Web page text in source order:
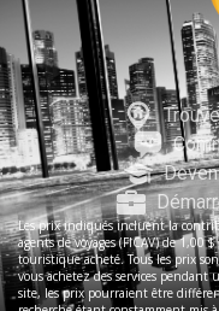
Les prix indiqués incluent la
agents de voyages (FICAV) de
touristique acheté. Tous les prix
vous achetez des services pendant
site, les prix pourraient être